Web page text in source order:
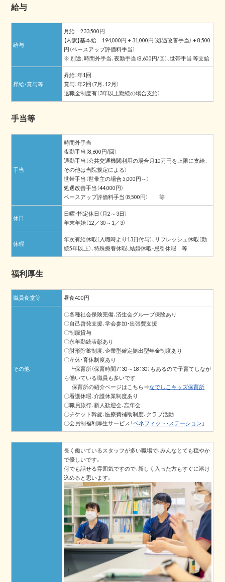
給与
給与
月給 233,500円
【内訳】基本給 194,000円 + 31,000円（処遇改善手当） + 8,500
円（ベースアップ評価料手当）
※ 別途、時間外手当、夜勤手当（8,600円/回）、世帯手当 等支給
昇給・賞与等
昇給：年1回
賞与：年2回（7月、12月）
退職金制度有（3年以上勤続の場合支給）
手当等
手当
時間外手当
夜勤手当（8,600円/回）
通勤手当（公共交通機関利用の場合月10万円を上限に支給、
その他は当院規定による）
世帯手当（世帯主の場合 5,000円～）
処遇改善手当（44,000円）
ベースアップ評価料手当（8,500円） 等
休日
日曜・指定休日（月2～3日）
年末年始（12／30～1／3）
休暇
年次有給休暇（入職時より13日付与）、リフレッシュ休暇（勤
続5年以上）、特殊療養休暇、結婚休暇・忌引休暇 等
福利厚生
職員食堂等 昼食400円
その他
〇各種社会保険完備、済生会グループ保険あり
〇自己啓発支援、学会参加・出張費支援
〇制服貸与
〇永年勤続表彰あり
〇財形貯蓄制度、企業型確定拠出型年金制度あり
〇産休・育休制度あり
┗保育所（保育時間7：30～18：30）もあるので子育てしなが
ら働いている職員も多いです
保育所の紹介ページはこちら⇒なでしこキッズ保育所
〇看護休暇、介護休業制度あり
〇職員旅行、新人歓迎会、忘年会
〇チケット斡旋、医療費補助制度、クラブ活動
〇会員制福利厚生サービス「ベネフィット・ステーション 」
長く働いているスタッフが多い職場で、みんなとても穏やか
で優しいです。
何でも話せる雰囲気ですので、新しく入った方もすぐに溶け
込めると思います。